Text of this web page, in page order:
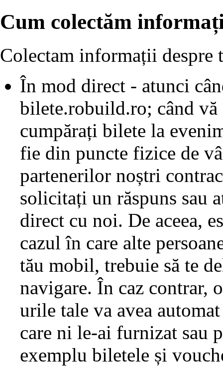
Cum colectăm
Colectam informații
În mod direct - atunci
bilete.robuild.ro; când vă
cumpărați bilete la
fie din puncte fizice de
partenerilor noștri
solicitați un răspuns sau
direct cu noi. De aceea,
cazul în care alte
tău mobil, trebuie să te
navigare. În caz contrar,
urile tale va avea
care ni le-ai furnizat sau
exemplu biletele și